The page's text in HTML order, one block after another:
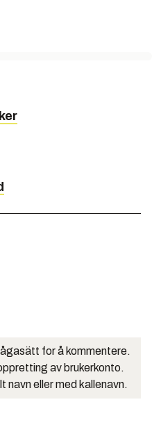
for å kommentere.
av brukerkonto.
navn eller med kallenavn.